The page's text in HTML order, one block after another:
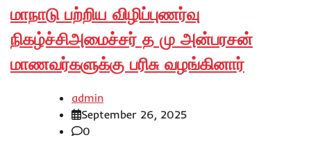
மாநாடு பற்றிய விழிப்புணர்வு
நிகழ்ச்சிஅமைச்சர் த மு அன்பரசன்
மாணவர்களுக்கு பரிசு வழங்கினார்
admin
September 26, 2025
0